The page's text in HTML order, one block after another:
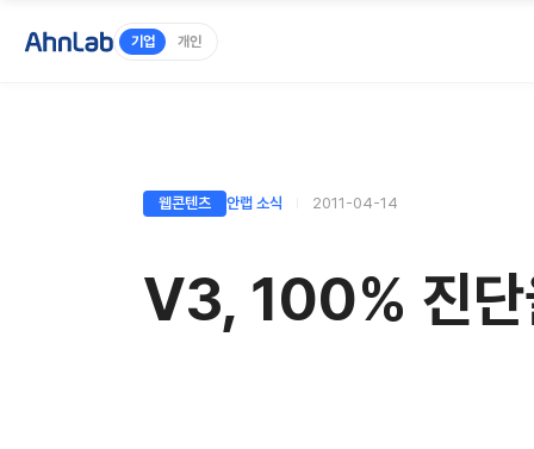
기업 개인
웹콘텐츠 안랩 소식 2011-04-14
V3, 100% 진단